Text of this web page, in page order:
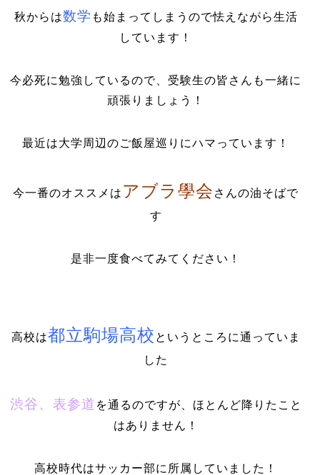
秋からは数学 も始まってしまうので怯えながら生活
しています！
今必死に勉強しているので、受験生の皆さんも一緒に
頑張りましょう！
最近は大学周辺のご飯屋巡りにハマっています！
今一番のオススメは アブラ學会 さんの油そばで
す
是非一度食べてみてください！
高校は都立駒場高校 というところに通っていま
した
渋谷、表参道 を通るのですが、ほとんど降りたこと
はありません！
高校時代はサッカー部に所属していました！